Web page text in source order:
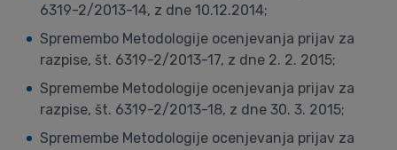
6319-2/2013-14, z dne 10.12.2014;
Spremembo Metodologije ocenjevanja prijav za
razpise, št. 6319-2/2013-17, z dne 2. 2. 2015;
Spremembe Metodologije ocenjevanja prijav za
razpise, št. 6319-2/2013-18, z dne 30. 3. 2015;
Spremembe Metodologije ocenjevanja prijav za